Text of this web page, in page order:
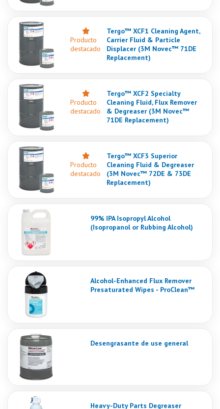
Producto
destacado
Tergo™ XCF1 Cleaning Agent,
Carrier Fluid & Particle
Displacer (3M Novec™ 71DE
Replacement)
Producto
destacado
Tergo™ XCF2 Specialty
Cleaning Fluid, Flux Remover
& Degreaser (3M Novec™
71DE Replacement)
Producto
destacado
Tergo™ XCF3 Superior
Cleaning Fluid & Degreaser
(3M Novec™ 72DE & 73DE
Replacement)
99% IPA Isopropyl Alcohol
(Isopropanol or Rubbing Alcohol)
Alcohol-Enhanced Flux Remover
Presaturated Wipes - ProClean™
Desengrasante de use general
Heavy-Duty Parts Degreaser